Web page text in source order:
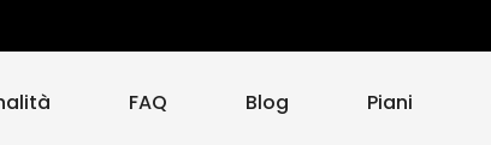
FAQ Blog Piani